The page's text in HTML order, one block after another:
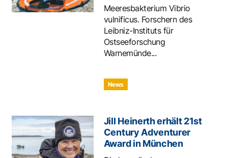
Meeresbakterium Vibrio
vulnificus. Forschern des
Leibniz-Instituts für
Ostseeforschung
Warnemünde...
News
Jill Heinerth erhält 21st
Century Adventurer
Award in München